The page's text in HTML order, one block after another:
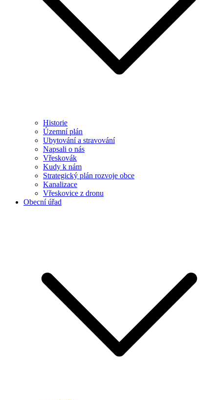
Historie
Územní plán
Ubytování a stravování
Napsali o nás
Vřeskovák
Kudy k nám
Strategický plán rozvoje obce
Kanalizace
Vřeskovice z dronu
Obecní úřad